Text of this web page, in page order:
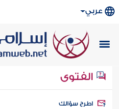
عربي
الفتوى